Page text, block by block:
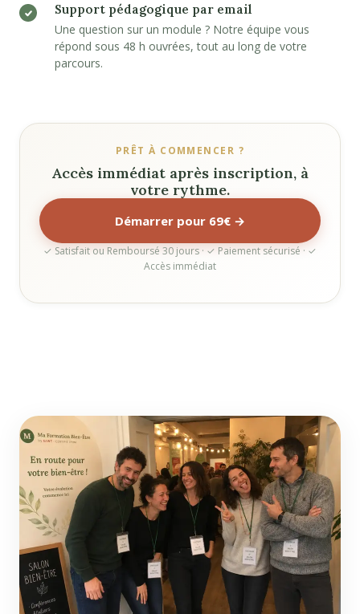
Support pédagogique par email
Une question sur un module ? Notre équipe vous
répond sous 48 h ouvrées, tout au long de votre
parcours.
PRÊT À COMMENCER ?
Accès immédiat après inscription, à
votre rythme.
Démarrer pour 69€ →
✓ Satisfait ou Remboursé 30 jours · ✓ Paiement sécurisé · ✓
Accès immédiat